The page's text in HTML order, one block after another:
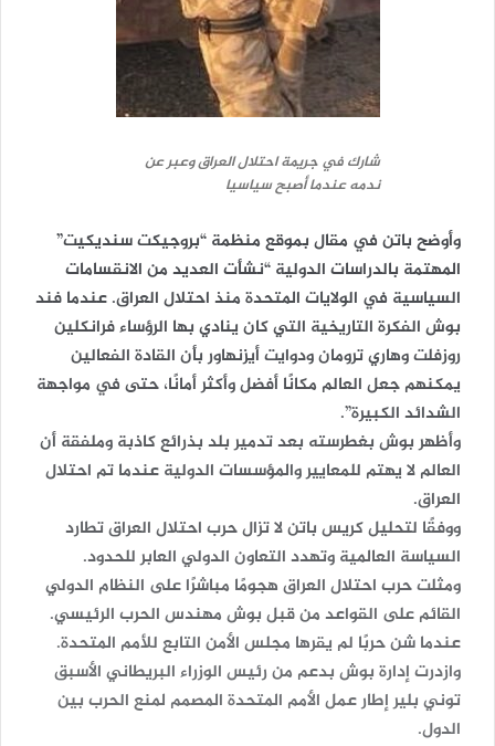
شارك في جريمة احتلال العراق وعبر عن
ندمه عندما أصبح سياسيا
وأوضح باتن في مقال بموقع منظمة “بروجيكت سنديكيت”
المهتمة بالدراسات الدولية “نشأت العديد من الانقسامات
السياسية في الولايات المتحدة منذ احتلال العراق. عندما فند
بوش الفكرة التاريخية التي كان ينادي بها الرؤساء فرانكلين
روزفلت وهاري ترومان ودوايت أيزنهاور بأن القادة الفعالين
يمكنهم جعل العالم مكانًا أفضل وأكثر أمانًا، حتى في مواجهة
الشدائد الكبيرة”.
وأظهر بوش بغطرسته بعد تدمير بلد بذرائع كاذبة وملفقة أن
العالم لا يهتم للمعايير والمؤسسات الدولية عندما تم احتلال
العراق.
ووفقًا لتحليل كريس باتن لا تزال حرب احتلال العراق تطارد
السياسة العالمية وتهدد التعاون الدولي العابر للحدود.
ومثلت حرب احتلال العراق هجومًا مباشرًا على النظام الدولي
القائم على القواعد من قبل بوش مهندس الحرب الرئيسي.
عندما شن حربًا لم يقرها مجلس الأمن التابع للأمم المتحدة.
وازدرت إدارة بوش بدعم من رئيس الوزراء البريطاني الأسبق
توني بلير إطار عمل الأمم المتحدة المصمم لمنع الحرب بين
الدول.